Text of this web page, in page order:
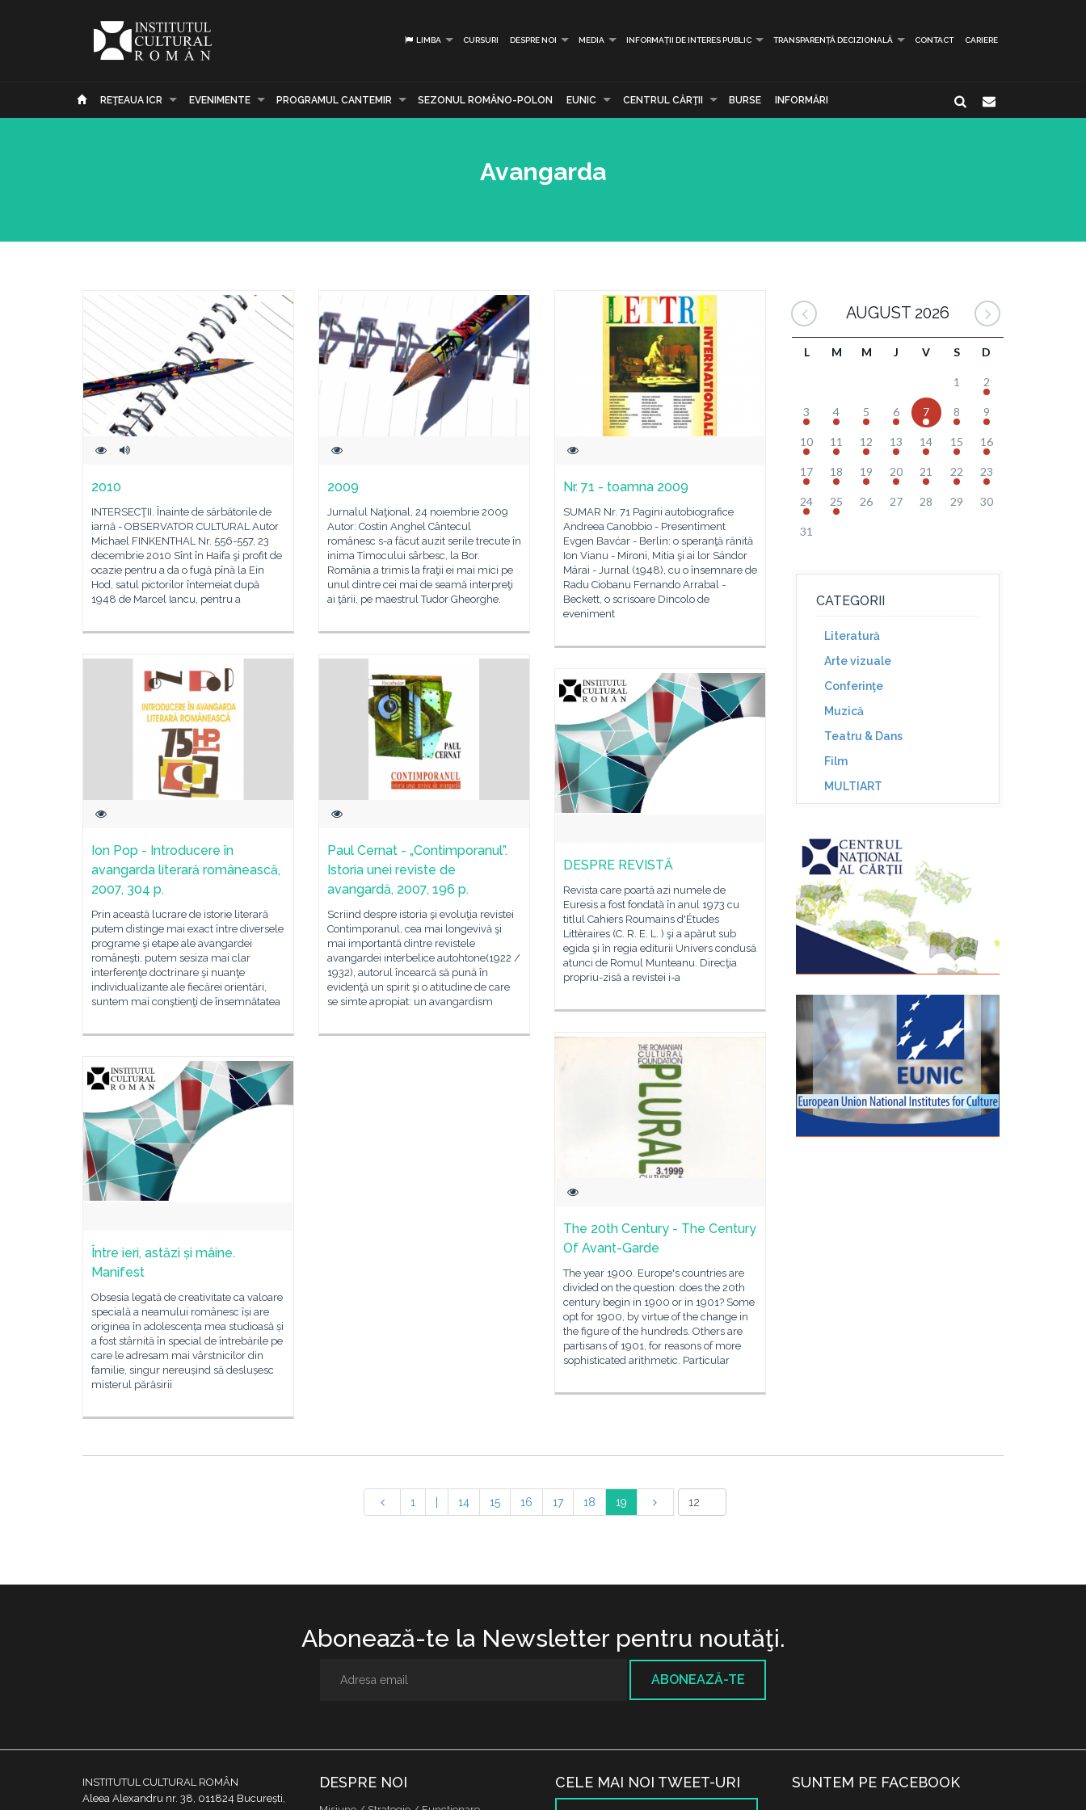
LIMBA CURSURI DESPRE NOI MEDIA INFORMAȚII DE INTERES PUBLIC TRANSPARENȚĂ DECIZIONALĂ CONTACT CARIERE
REŢEAUA ICR EVENIMENTE PROGRAMUL CANTEMIR SEZONUL ROMÂNO-POLON EUNIC CENTRUL CĂRŢII BURSE INFORMĂRI
Avangarda
2010
INTERSECŢII. Înainte de sărbătorile de
iarnă - OBSERVATOR CULTURAL Autor
Michael FINKENTHAL Nr. 556-557, 23
decembrie 2010 Sînt în Haifa şi profit de
ocazie pentru a da o fugă pînă la Ein
Hod, satul pictorilor întemeiat după
1948 de Marcel Iancu, pentru a
2009
Jurnalul Naţional, 24 noiembrie 2009
Autor: Costin Anghel Cântecul
românesc s-a făcut auzit serile trecute în
inima Timocului sârbesc, la Bor.
România a trimis la fraţii ei mai mici pe
unul dintre cei mai de seamă interpreţi
ai ţării, pe maestrul Tudor Gheorghe.
Nr. 71 - toamna 2009
SUMAR Nr. 71 Pagini autobiografice
Andreea Canobbio - Presentiment
Evgen Bavćar - Berlin: o speranţă rănită
Ion Vianu - Mironi, Mitia şi ai lor Sándor
Márai - Jurnal (1948), cu o însemnare de
Radu Ciobanu Fernando Arrabal -
Beckett, o scrisoare Dincolo de
eveniment
Ion Pop - Introducere în
avangarda literară românească,
2007, 304 p.
Prin această lucrare de istorie literară
putem distinge mai exact între diversele
programe şi etape ale avangardei
româneşti, putem sesiza mai clar
interferenţe doctrinare şi nuanţe
individualizante ale fiecărei orientări,
suntem mai conştienţi de însemnătatea
Paul Cernat - „Contimporanul”.
Istoria unei reviste de
avangardă, 2007, 196 p.
Scriind despre istoria şi evoluţia revistei
Contimporanul, cea mai longevivă şi
mai importantă dintre revistele
avangardei interbelice autohtone(1922 /
1932), autorul încearcă să pună în
evidenţă un spirit şi o atitudine de care
se simte apropiat: un avangardism
DESPRE REVISTĂ
Revista care poartă azi numele de
Euresis a fost fondată în anul 1973 cu
titlul Cahiers Roumains d'Études
Littèraires (C. R. E. L. ) şi a apărut sub
egida şi în regia editurii Univers condusă
atunci de Romul Munteanu. Direcţia
propriu-zisă a revistei i-a
The 20th Century - The Century
Of Avant-Garde
The year 1900. Europe's countries are
divided on the question: does the 20th
century begin in 1900 or in 1901? Some
opt for 1900, by virtue of the change in
the figure of the hundreds. Others are
partisans of 1901, for reasons of more
sophisticated arithmetic. Particular
Între ieri, astăzi și mâine.
Manifest
Obsesia legată de creativitate ca valoare
specială a neamului românesc își are
originea în adolescența mea studioasă și
a fost stârnită în special de întrebările pe
care le adresam mai vârstnicilor din
familie, singur nereușind să deslușesc
misterul părăsirii
AUGUST 2026
L M M J V S D
1 2
3 4 5 6 7 8 9
10 11 12 13 14 15 16
17 18 19 20 21 22 23
24 25 26 27 28 29 30
31
CATEGORII
Literatură
Arte vizuale
Conferinţe
Muzică
Teatru & Dans
Film
MULTIART
1 14 15 16 17 18 19
Abonează-te la Newsletter pentru noutăţi.
ABONEAZĂ-TE
INSTITUTUL CULTURAL ROMÂN
Aleea Alexandru nr. 38, 011824 București,
DESPRE NOI CELE MAI NOI TWEET-URI SUNTEM PE FACEBOOK